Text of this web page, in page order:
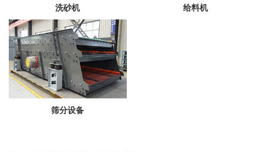
洗砂机 给料机
筛分设备